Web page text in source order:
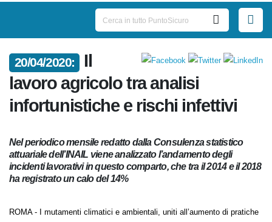
20/04/2020:
Il
lavoro agricolo tra analisi
infortunistiche e rischi infettivi
Nel periodico mensile redatto dalla Consulenza statistico
attuariale dell’INAIL viene analizzato l’andamento degli
incidenti lavorativi in questo comparto, che tra il 2014 e il
2018 ha registrato un calo del 14%
ROMA - I mutamenti climatici e ambientali, uniti all’aumento di